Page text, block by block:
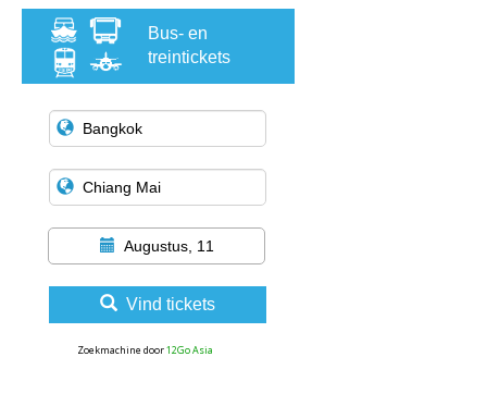
Bus- en
treintickets
Augustus, 11
Vind tickets
Zoekmachine door12Go Asia